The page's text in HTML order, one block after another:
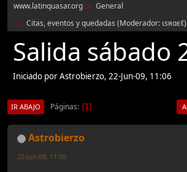
www.latinquasar.org ► General
► Citas, eventos y quedadas (Moderador: ιѕяαєℓ)
Salida sábado
Iniciado por Astrobierzo, 22-Jun-09, 11:06
IR ABAJO Páginas 1
Astrobierzo
22-Jun-09, 11:06